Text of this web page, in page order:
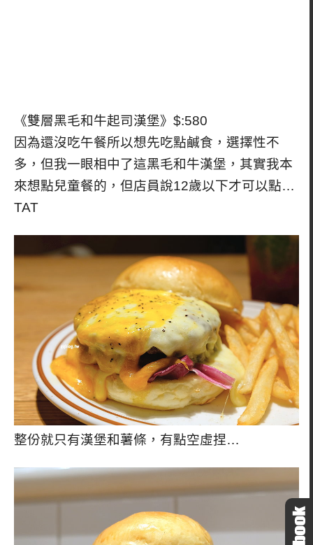
《雙層黑毛和牛起司漢堡》$:580
因為還沒吃午餐所以想先吃點鹹食，選擇性不
多，但我一眼相中了這黑毛和牛漢堡，其實我本
來想點兒童餐的，但店員說12歲以下才可以點…
TAT
整份就只有漢堡和薯條，有點空虛捏…